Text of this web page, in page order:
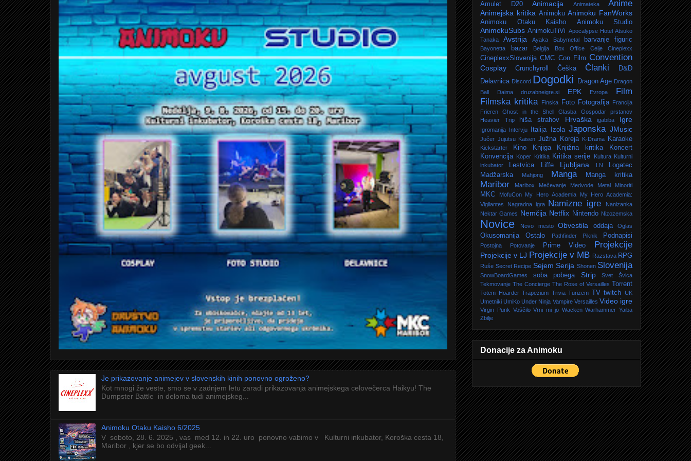
Je prikazovanje animejev v slovenskih kinih ponovno ogroženo?
Kot mnogi že veste, smo se v zadnjem letu zaradi prikazovanja animejskega celovečerca Haikyu! The
Dumpster Battle in deloma tudi animejskeg...
Animoku Otaku Kaisho 6/2025
V soboto, 28. 6. 2025 , vas med 12. in 22. uro ponovno vabimo v Kulturni inkubator, Koroška cesta 18,
Maribor , kjer se bo odvijal geek...
Amulet D20 Animacija Animateka Anime
Animejska kritika Animoku Animoku FanWorks
Animoku Otaku Kaisho Animoku Studio
AnimokuSubs AnimokuTiVi Apocalypse Hotel Atsuko
Tanaka
Avstrija Ayaka Babymetal barvanje figuric
Bayonetta bazar Belgija Box Office Celje Cineplexx
CineplexxSlovenija CMC Con Film Convention
Cosplay Crunchyroll Češka Članki
D&D
Delavnica Discord Dogodki Dragon Age Dragon
Ball Daima
druzabneigre.si EPK Evropa
Film
Filmska kritika
Finska Foto Fotografija Francija
Frieren
Ghost in the Shell Glasba
Gospodar prstanov
Heavier Trip
hiša strahov Hrvaška igabiba Igre
Igromanija Intervju Italija Izola Japonska JMusic
Jučer Jujutsu Kaisen Južna Koreja K-Drama Karaoke
Kickstarter Kino Knjiga Knjižna kritika
Koncert
Konvencija Koper Kritika Kritika serije Kultura Kulturni
inkubator
Lestvica Liffe Ljubljana LN
Logatec
Madžarska
Mahjong Manga Manga kritika
Maribor Maribox Mečevanje Medvode Metal Minoriti
MKC MofuCon My Hero Academia
My Hero Academia:
Vigilantes
Nagradna igra Namizne igre
Nanizanka
Nektar Games Nemčija Netflix Nintendo Nizozemska
Novice Novo mesto Obvestila oddaja Oglas
Okusomanija Ostalo Pathfinder Piknik Podnapisi
Postojna Potovanje Prime Video Projekcije
Projekcije v LJ Projekcije v MB Razstava RPG
Ruše Secret Recipe Sejem Serija Shonen Slovenija
SnowBoardGames soba pobega Strip Svet
Švica
Tekmovanje The Concierge The Rose of Versailles Torrent
Totem Hoarder Trapezium Trivia Turizem TV twitch UK
Umetniki UmiKo Under Ninja Vampire Versailles Video igre
Virgin Punk Voščilo Vrni mi jo Wacken Warhammer Yaiba
Zbilje
Donacije za Animoku